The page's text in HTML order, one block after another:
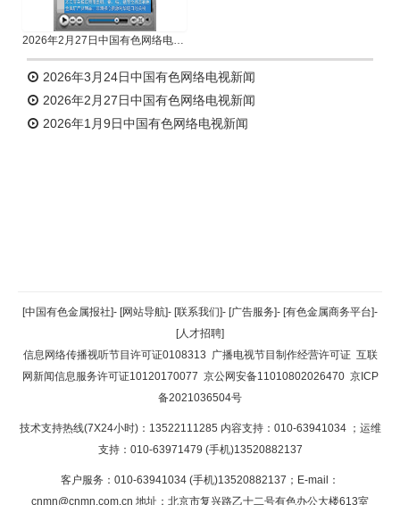
2026年2月27日中国有色网络电视新闻
2026年3月24日中国有色网络电视新闻
2026年2月27日中国有色网络电视新闻
2026年1月9日中国有色网络电视新闻
返回顶部
返回首页
[中国有色金属报社]- [网站导航]- [联系我们]- [广告服务]- [有色金属商务平台]-
[人才招聘]
信息网络传播视听节目许可证0108313 广播电视节目制作经营许可证 互联
网新闻信息服务许可证10120170077 京公网安备11010802026470 京ICP
备2021036504号
技术支持热线(7X24小时)：13522111285 内容支持：010-63941034 ；运维
支持：010-63971479 (手机)13520882137
客户服务：010-63941034 (手机)13520882137；E-mail：
cnmn@cnmn.com.cn 地址：北京市复兴路乙十二号有色办公大楼613室